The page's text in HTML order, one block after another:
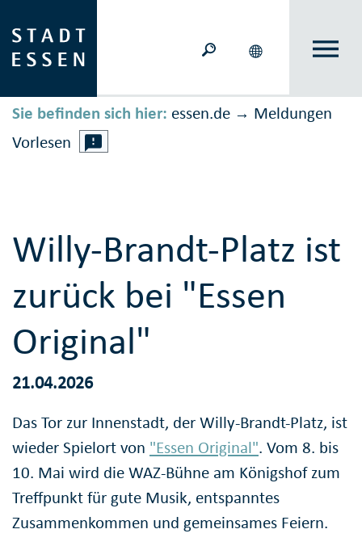
Sie befinden sich hier: essen.de → Meldungen
Vorlesen
Willy-Brandt-Platz ist
zurück bei "Essen
Original"
21.04.2026
Das Tor zur Innenstadt, der Willy-Brandt-Platz, ist
wieder Spielort von "Essen Original". Vom 8. bis
10. Mai wird die WAZ-Bühne am Königshof zum
Treffpunkt für gute Musik, entspanntes
Zusammenkommen und gemeinsames Feiern.